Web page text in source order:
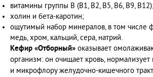
витамины группы В (В1, В2, В5, В6, В9,
холин и бета-каротин;
ощутимый набор минералов, в том числе
медь, хром, кальций, сера, натрий.
Кефир «Отборный» оказывает
организм: он очищает кровь, нормализует
и микрофлору желудочно-кишечного